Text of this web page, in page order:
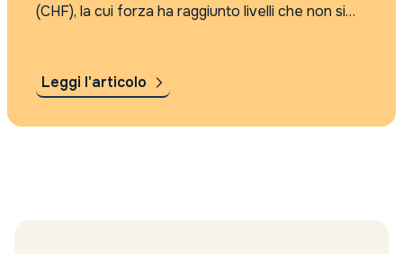
(CHF), la cui forza ha raggiunto livelli che non si
Leggi l'articolo